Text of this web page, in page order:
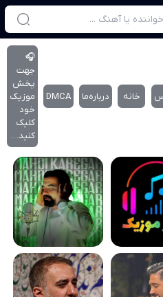
خانه درباره‌‌ما DMCA
🎧
جهت
پخش
موزیک
خود
کلیک
کنید…